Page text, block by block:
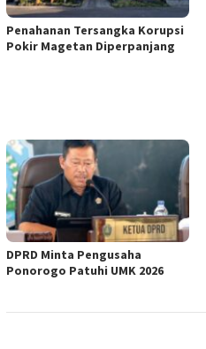
Penahanan Tersangka Korupsi
Pokir Magetan Diperpanjang
DPRD Minta Pengusaha
Ponorogo Patuhi UMK 2026